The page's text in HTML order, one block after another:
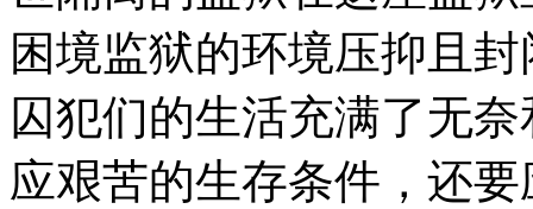
困境监狱的环境压抑且
囚犯们的生活充满了无
应艰苦的生存条件，还要